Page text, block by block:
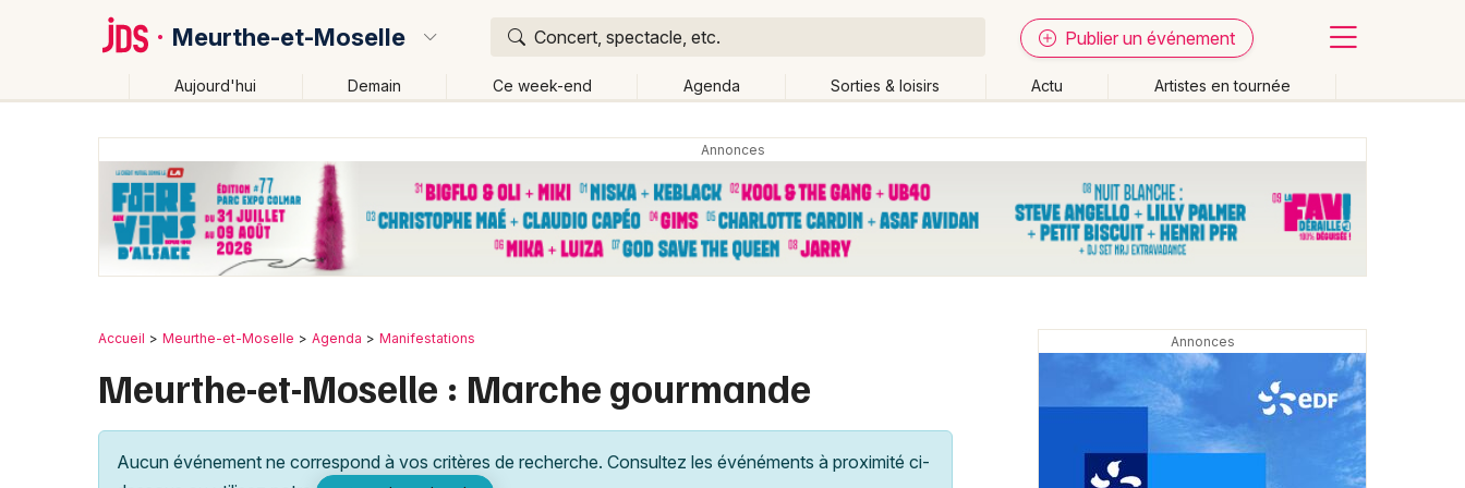
Meurthe-et-Moselle Concert, spectacle, etc. Publier un événement
Aujourd'hui Demain Ce week-end Agenda Sorties & loisirs Actu Artistes en tournée
Publier un événement
Grands événements
Manifestations
Foires & salons
Bordeaux
Marseille
Accueil Meurthe-et-Moselle Agenda Manifestations
Meurthe-et-Moselle : Marche gourmande
Aucun événement ne correspond à vos critères de recherche. Consultez les événéments à proximité ci-
Où ?
Meurthe-et-Moselle (54) Lorraine Près de moi Changer de lieu
Quand ? Effacer les dates
Aujourd'hui Autre